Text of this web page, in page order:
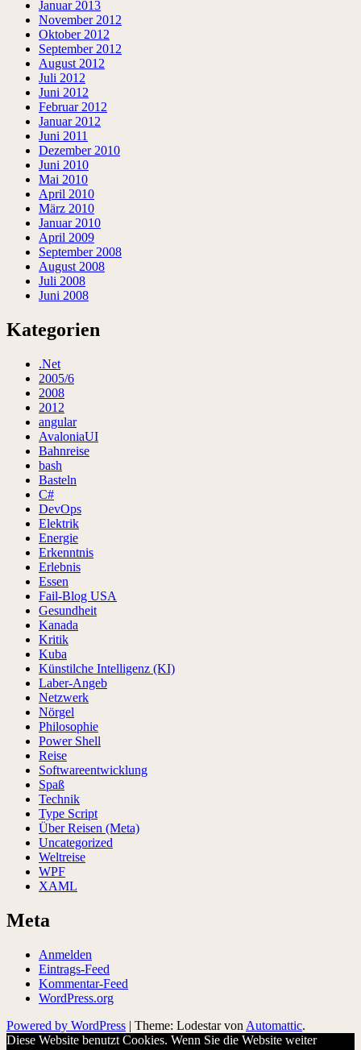
Januar 2013
November 2012
Oktober 2012
September 2012
August 2012
Juli 2012
Juni 2012
Februar 2012
Januar 2012
Juni 2011
Dezember 2010
Juni 2010
Mai 2010
April 2010
März 2010
Januar 2010
April 2009
September 2008
August 2008
Juli 2008
Juni 2008
Kategorien
.Net
2005/6
2008
2012
angular
AvaloniaUI
Bahnreise
bash
Basteln
C#
DevOps
Elektrik
Energie
Erkenntnis
Erlebnis
Essen
Fail-Blog USA
Gesundheit
Kanada
Kritik
Kuba
Künstilche Intelligenz (KI)
Laber-Angeb
Netzwerk
Nörgel
Philosophie
Power Shell
Reise
Softwareentwicklung
Spaß
Technik
Type Script
Über Reisen (Meta)
Uncategorized
Weltreise
WPF
XAML
Meta
Anmelden
Eintrags-Feed
Kommentar-Feed
WordPress.org
Powered by WordPress | Theme: Lodestar von Automattic.
Diese Website benutzt Cookies. Wenn Sie die Website weiter